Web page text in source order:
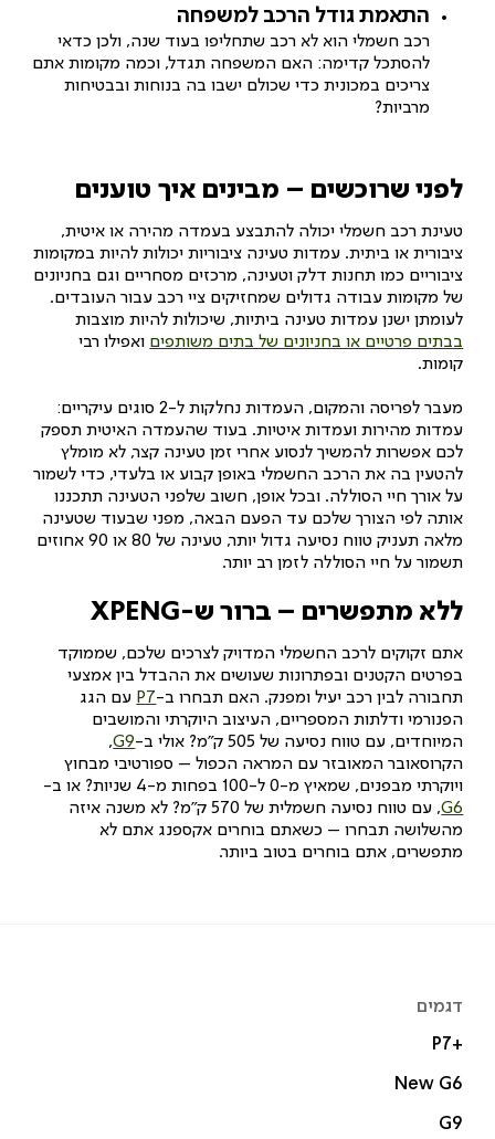
התאמת גודל הרכב למשפחה
רכב חשמלי הוא לא רכב שתחליפו בעוד שנה, ולכן כדאי
להסתכל קדימה: האם המשפחה תגדל, וכמה מקומות אתם
צריכים במכונית כדי שכולם ישבו בה בנוחות ובבטיחות
מרביות?
לפני שרוכשים – מבינים איך טוענים
טעינת רכב חשמלי יכולה להתבצע בעמדה מהירה או איטית,
ציבורית או ביתית. עמדות טעינה ציבוריות יכולות להיות במקומות
ציבוריים כמו תחנות דלק וטעינה, מרכזים מסחריים וגם בחניונים
של מקומות עבודה גדולים שמחזיקים ציי רכב עבור העובדים.
לעומתן ישנן עמדות טעינה ביתיות, שיכולות להיות מוצבות
בבתים פרטיים או בחניונים של בתים משותפים ואפילו רבי
קומות.
מעבר לפריסה והמקום, העמדות נחלקות ל-2 סוגים עיקריים:
עמדות מהירות ועמדות איטיות. בעוד שהעמדה האיטית תספק
לכם אפשרות להמשיך לנסוע אחרי זמן טעינה קצר, לא מומלץ
להטעין בה את הרכב החשמלי באופן קבוע או בלעדי, כדי לשמור
על אורך חיי הסוללה. ובכל אופן, חשוב שלפני הטעינה תתכננו
אותה לפי הצורך שלכם עד הפעם הבאה, מפני שבעוד שטעינה
מלאה תעניק טווח נסיעה גדול יותר, טעינה של 80 או 90 אחוזים
תשמור על חיי הסוללה לזמן רב יותר.
ללא מתפשרים – ברור ש-XPENG
אתם זקוקים לרכב החשמלי המדויק לצרכים שלכם, שממוקד
בפרטים הקטנים ובפתרונות שעושים את ההבדל בין אמצעי
תחבורה לבין רכב יעיל ומפנק. האם תבחרו ב-P7 עם הגג
הפנורמי ודלתות המספריים, העיצוב היוקרתי והמושבים
המיוחדים, עם טווח נסיעה של 505 ק”מ? אולי ב-
G9
,
הקרוסאובר המאובזר עם המראה הכפול – ספורטיבי מבחוץ
ויוקרתי מבפנים, שמאיץ מ-0 ל-100 בפחות מ-4 שניות? או ב-
G6
, עם טווח נסיעה חשמלית של 570 ק”מ? לא משנה איזה
מהשלושה תבחרו – כשאתם בוחרים אקספנג אתם לא
מתפשרים, אתם בוחרים בטוב ביותר.
דגמים
P7+‎
New G6
G9